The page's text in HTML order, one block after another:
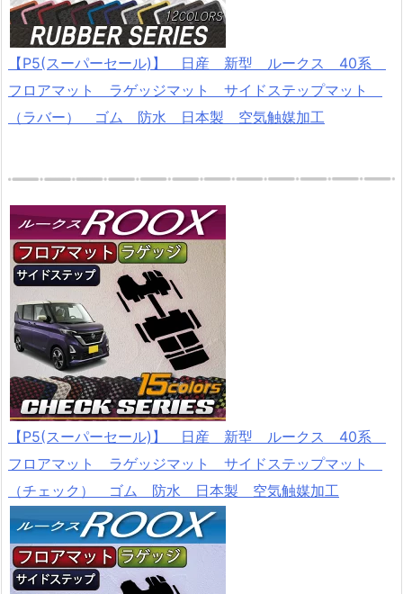
【P5(スーパーセール)】 日産 新型 ルークス 40系
フロアマット ラゲッジマット サイドステップマット
（ラバー） ゴム 防水 日本製 空気触媒加工
【P5(スーパーセール)】 日産 新型 ルークス 40系
フロアマット ラゲッジマット サイドステップマット
（チェック） ゴム 防水 日本製 空気触媒加工